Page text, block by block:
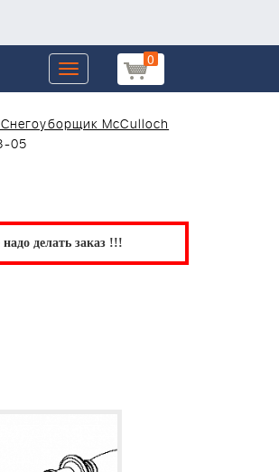
0
Toggle
navigation
Снегоуборщик McCulloch
05
делать заказ !!!